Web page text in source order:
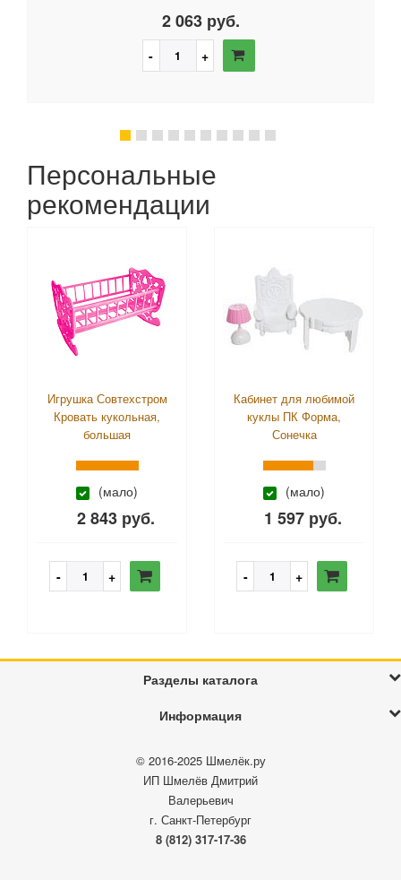
2 063 руб.
Персональные
рекомендации
Игрушка Совтехстром
Кровать кукольная,
большая
(мало)
2 843 руб.
Кабинет для любимой
куклы ПК Форма,
Сонечка
(мало)
1 597 руб.
Разделы каталога
Информация
© 2016-2025 Шмелёк.ру
ИП Шмелёв Дмитрий
Валерьевич
г. Санкт-Петербург
8 (812) 317-17-36